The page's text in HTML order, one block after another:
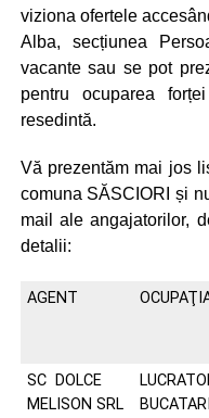
viziona ofertele
Alba, secțiunea
vacante sau se pot
pentru ocuparea
resedintă.
Vă prezentăm mai jos
comuna SĂSCIORI și
mail ale angajatorilor,
detalii:
AGENT
SC DOLCE
MELISON SRL